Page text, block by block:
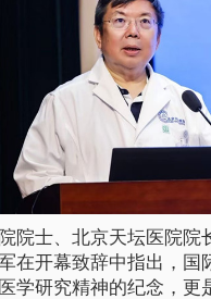
院士、北京天坛医院院
在开幕致辞中指出，国
学研究精神的纪念，更